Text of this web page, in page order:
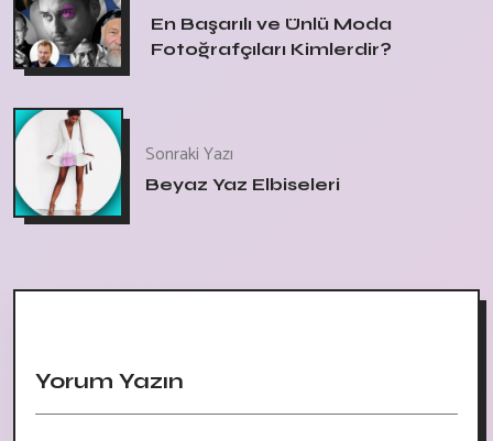
En Başarılı ve Ünlü Moda
Fotoğrafçıları Kimlerdir?
Sonraki Yazı
Beyaz Yaz Elbiseleri
Yorum Yazın